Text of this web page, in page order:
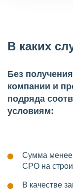
В каких
Без
компании и
подряда
условиям:
Сумма менее
СРО на
В качестве